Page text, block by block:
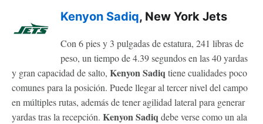
Kenyon Sadiq, New York Jets
Con 6 pies y 3 pulgadas de estatura, 241 libras de
peso, un tiempo de 4.39 segundos en las 40 yardas
y gran capacidad de salto, Kenyon Sadiq tiene cualidades poco
comunes para la posición. Puede llegar al tercer nivel del campo
en múltiples rutas, además de tener agilidad lateral para generar
yardas tras la recepción. Kenyon Sadiq debe verse como un ala